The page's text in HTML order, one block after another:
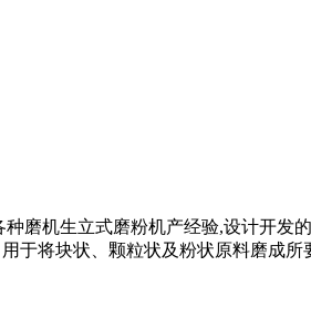
磨机生立式磨粉机产经验,设计开
于将块状、颗粒状及粉状原料磨成所